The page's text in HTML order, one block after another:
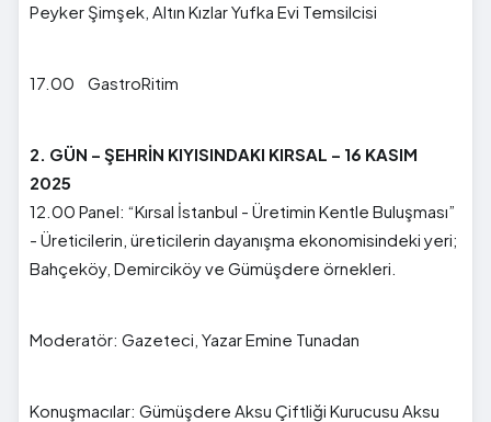
Peyker Şimşek, Altın Kızlar Yufka Evi Temsilcisi
17.00 GastroRitim
2. GÜN – ŞEHRİN KIYISINDAKI KIRSAL – 16 KASIM
2025
12.00 Panel: “Kırsal İstanbul - Üretimin Kentle Buluşması”
- Üreticilerin, üreticilerin dayanışma ekonomisindeki yeri;
Bahçeköy, Demirciköy ve Gümüşdere örnekleri.
Moderatör: Gazeteci, Yazar Emine Tunadan
Konuşmacılar: Gümüşdere Aksu Çiftliği Kurucusu Aksu